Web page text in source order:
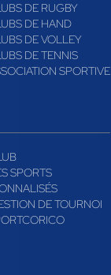
DE RUGBY
DE HAND
DE VOLLEY
DE TENNIS
SPORTIVE
SPORTS
DE TOURNOI